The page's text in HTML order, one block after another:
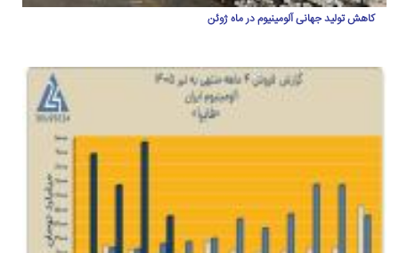
کاهش تولید جهانی آلومینیوم در ماه ژوئن